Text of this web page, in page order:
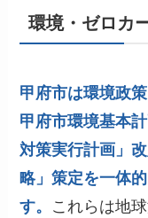
環境・ゼロカ
甲府市は環境政
甲府市環境基本
対策実行計画」
略」策定を一体
す。 これらは地